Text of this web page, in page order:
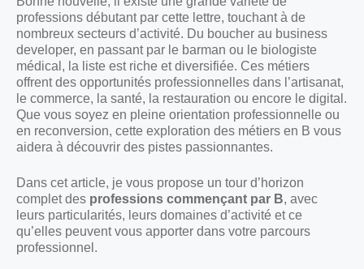
professions débutant par cette lettre, touchant à de
nombreux secteurs d’activité. Du boucher au business
developer, en passant par le barman ou le biologiste
médical, la liste est riche et diversifiée. Ces métiers
offrent des opportunités professionnelles dans l’artisanat,
le commerce, la santé, la restauration ou encore le digital.
Que vous soyez en pleine orientation professionnelle ou
en reconversion, cette exploration des métiers en B vous
aidera à découvrir des pistes passionnantes.
Dans cet article, je vous propose un tour d’horizon
complet des professions commençant par B, avec
leurs particularités, leurs domaines d’activité et ce
qu’elles peuvent vous apporter dans votre parcours
professionnel.